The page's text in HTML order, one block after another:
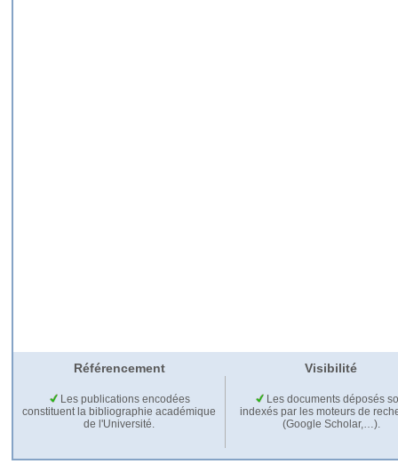
Référencement Visibilité
Les publications encodées
constituent la bibliographie académique
de l'Université.
Les documents déposés
indexés par les moteurs de
(Google Scholar,…).